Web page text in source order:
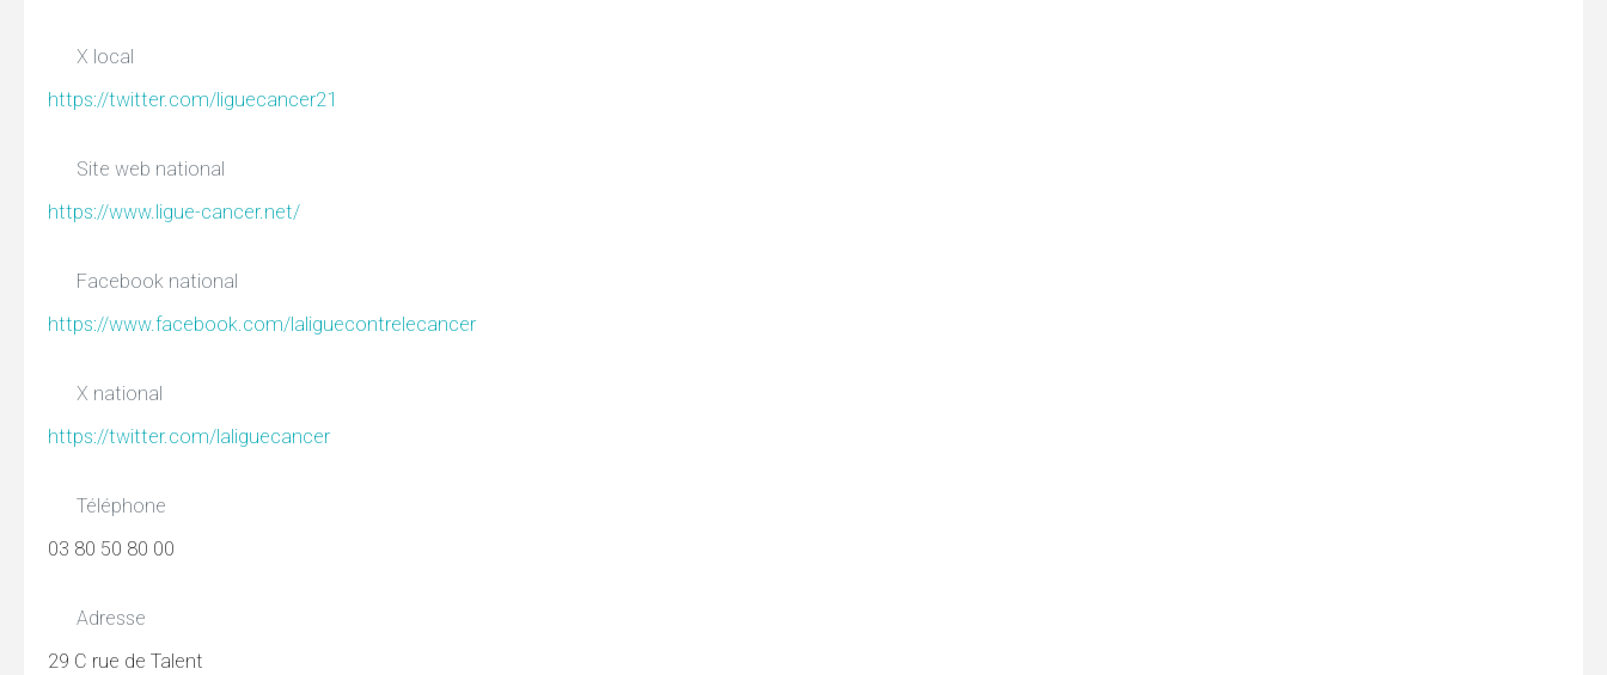
X local
https://twitter.com/liguecancer21
Site web national
https://www.ligue-cancer.net/
Facebook national
https://www.facebook.com/laliguecontrelecancer
X national
https://twitter.com/laliguecancer
Téléphone
03 80 50 80 00
Adresse
29 C rue de Talent